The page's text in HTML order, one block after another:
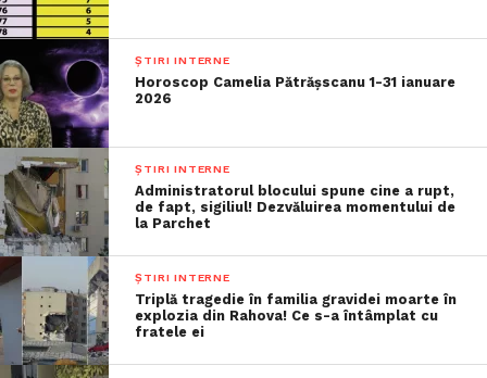
ȘTIRI INTERNE
Horoscop Camelia Pătrășscanu 1-31 ianuare
2026
ȘTIRI INTERNE
Administratorul blocului spune cine a rupt,
de fapt, sigiliul! Dezvăluirea momentului de
la Parchet
ȘTIRI INTERNE
Triplă tragedie în familia gravidei moarte în
explozia din Rahova! Ce s-a întâmplat cu
fratele ei